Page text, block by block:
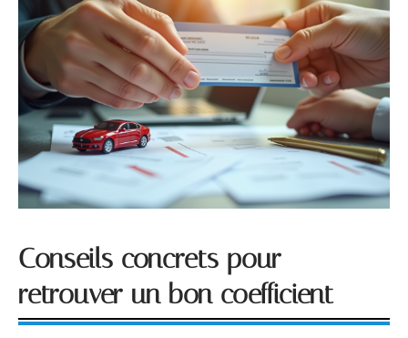
Conseils concrets pour
retrouver un bon coefficient